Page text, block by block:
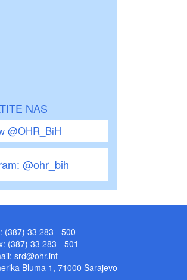
NAS
@OHR_BiH
@ohr_bih
(387) 33 283 - 500
(387) 33 283 - 501
srd@ohr.int
Bluma 1, 71000 Sarajevo